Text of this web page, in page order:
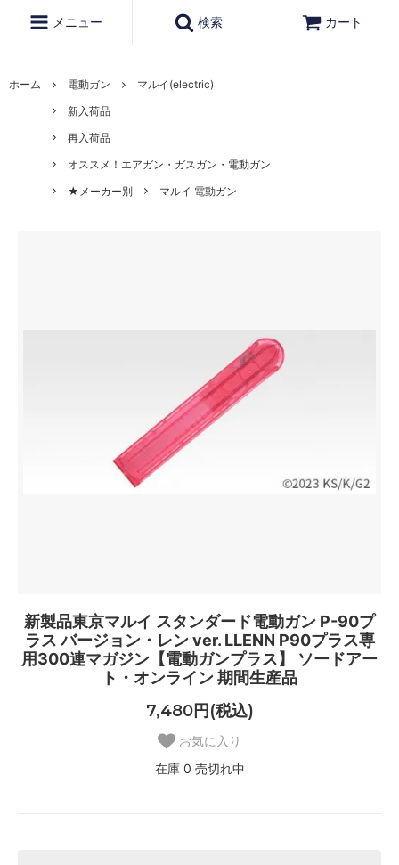
メニュー 検索 カート
ホーム 電動ガン
マルイ(electric)
新入荷品
再入荷品
オススメ！エアガン・ガスガン・電動ガン
★メーカー別
マルイ 電動ガン
新製品東京マルイ スタンダード電動ガン P-90プ
ラス バージョン・レン ver. LLENN P90プラス専
用300連マガジン【電動ガンプラス】 ソードアー
ト・オンライン 期間生産品
7,480円(税込)
お気に入り
在庫 0 売切れ中